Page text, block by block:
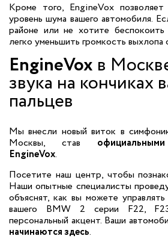
Кроме того, EngineVox позволяет
уровень шума вашего автомобиля.
районе или не хотите
легко уменьшить громкость выхлопа
EngineVox в
звука на кончиках
пальцев
Мы внесли новый виток в
Москвы, став
EngineVox.
Посетите наш центр, чтобы
Наши опытные специалисты
объяснят, как вы можете
вашего BMW 2 серии F22,
персональный акцент. Ваши
начинаются здесь.